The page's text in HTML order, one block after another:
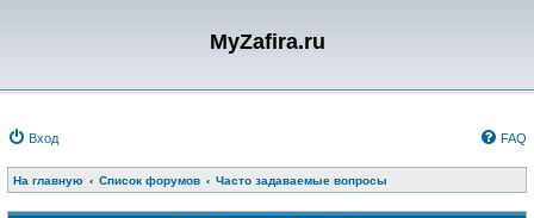
MyZafira.ru
Вход FAQ
На главную Список форумов Часто задаваемые вопросы